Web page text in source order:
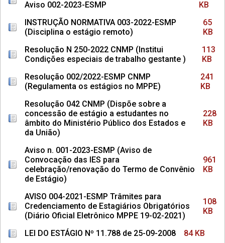
Aviso 002-2023-ESMP
KB
INSTRUÇÃO NORMATIVA 003-2022-ESMP
(Disciplina o estágio remoto)
65
KB
Resolução N 250-2022 CNMP (Institui
Condições especiais de trabalho gestante )
113
KB
Resolução 002/2022-ESMP CNMP
(Regulamenta os estágios no MPPE)
241
KB
Resolução 042 CNMP (Dispõe sobre a
concessão de estágio a estudantes no
âmbito do Ministério Público dos Estados e
da União)
228
KB
Aviso n. 001-2023-ESMP (Aviso de
Convocação das IES para
celebração/renovação do Termo de Convênio
de Estágio)
961
KB
AVISO 004-2021-ESMP Trâmites para
Credenciamento de Estagiários Obrigatórios
(Diário Oficial Eletrônico MPPE 19-02-2021)
108
KB
LEI DO ESTÁGIO Nº 11.788 de 25-09-2008 84 KB